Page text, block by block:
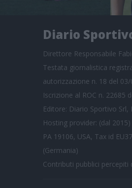
Diario
Direttore Responsabile
Testata giornalistica
autorizzazione n. 18 del
Iscrizione al ROC n. 22685
Editore: Diario Sportivo Srl,
Hosting provider: (dal
PA 19106, USA, Tax id
(Germania)
Contributi pubblici percepiti